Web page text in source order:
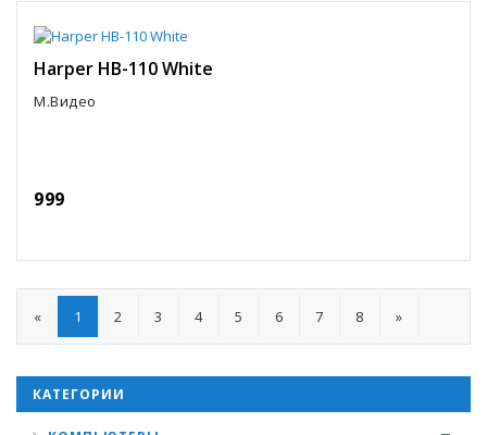
Harper HB-110 White
М.Видео
999
« 1 2 3 4 5 6 7 8 »
КАТЕГОРИИ